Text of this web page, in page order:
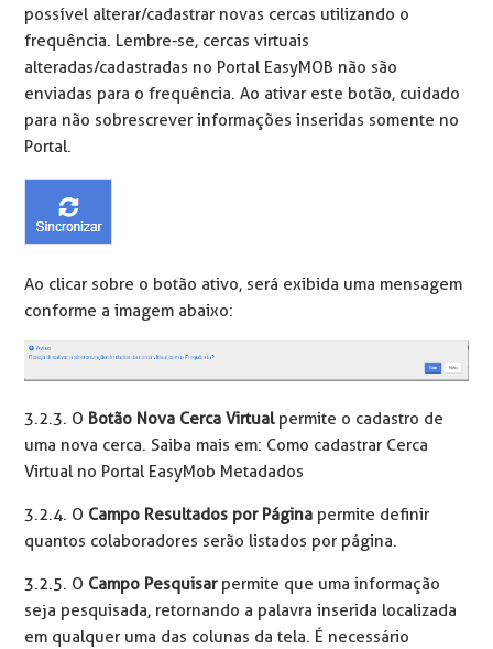
possível alterar/cadastrar novas cercas utilizando o
frequência. Lembre-se, cercas virtuais
alteradas/cadastradas no Portal EasyMOB não são
enviadas para o frequência. Ao ativar este botão, cuidado
para não sobrescrever informações inseridas somente no
Portal.
Ao clicar sobre o botão ativo, será exibida uma mensagem
conforme a imagem abaixo:
3.2.3. O Botão Nova Cerca Virtualpermite o cadastro de
uma nova cerca. Saiba mais em: Como cadastrar Cerca
Virtual no Portal EasyMob Metadados
3.2.4. O Campo Resultados por Página permite definir
quantos colaboradores serão listados por página.
3.2.5. O Campo Pesquisarpermite que uma informação
seja pesquisada, retornando a palavra inserida localizada
em qualquer uma das colunas da tela. É necessário